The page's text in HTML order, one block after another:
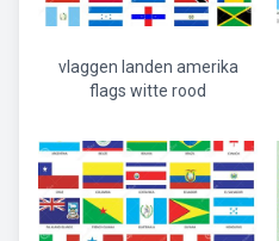
vlaggen landen amerika
flags witte rood